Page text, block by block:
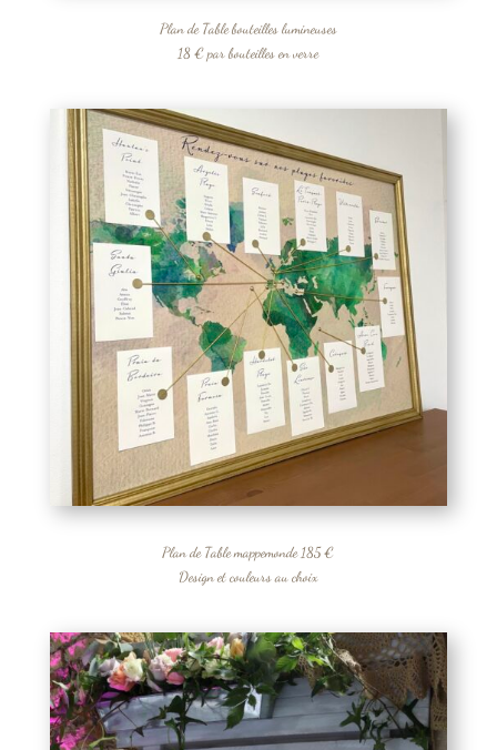
Plan de Table bouteilles lumineuses
18 € par bouteilles en verre
Plan de Table mappemonde 185 €
Design et couleurs au choix